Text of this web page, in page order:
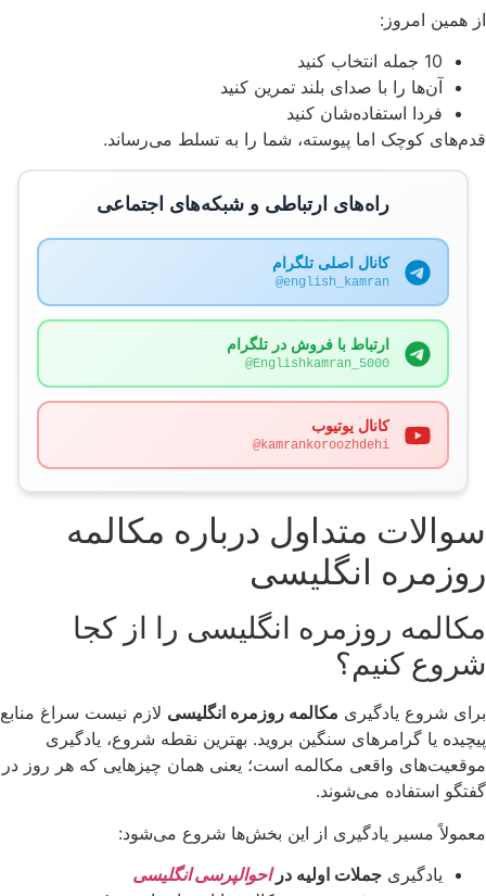
از همین امروز:
10 جمله انتخاب کنید
آن‌ها را با صدای بلند تمرین کنید
فردا استفاده‌شان کنید
قدم‌های کوچک اما پیوسته، شما را به تسلط می‌رساند.
راه‌های ارتباطی و شبکه‌های اجتماعی
کانال اصلی تلگرام
@english_kamran
ارتباط با فروش در تلگرام
@Englishkamran_5000
کانال یوتیوب
@kamrankoroozhdehi
سوالات متداول درباره مکالمه
روزمره انگلیسی
مکالمه روزمره انگلیسی را از کجا
شروع کنیم؟
برای شروع یادگیری مکالمه روزمره انگلیسی لازم نیست سراغ منابع
پیچیده یا گرامرهای سنگین بروید. بهترین نقطه شروع، یادگیری
موقعیت‌های واقعی مکالمه است؛ یعنی همان چیزهایی که هر روز در
گفتگو استفاده می‌شوند.
معمولاً مسیر یادگیری از این بخش‌ها شروع می‌شود:
یادگیری جملات اولیه دراحوالپرسی انگلیسی